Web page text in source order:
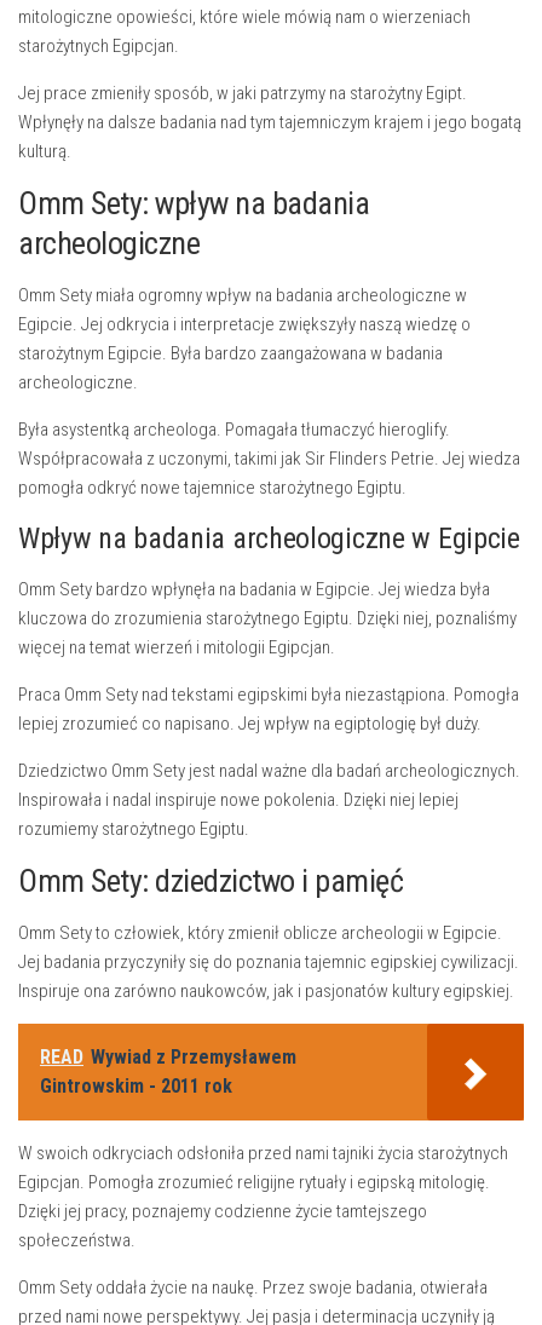
mitologiczne opowieści, które wiele mówią nam o wierzeniach
starożytnych Egipcjan.
Jej prace zmieniły sposób, w jaki patrzymy na starożytny Egipt.
Wpłynęły na dalsze badania nad tym tajemniczym krajem i jego bogatą
kulturą.
Omm Sety: wpływ na badania
archeologiczne
Omm Sety miała ogromnywpływ na badania archeologiczne w
Egipcie. Jej odkrycia i interpretacje zwiększyły naszą wiedzę o
starożytnym Egipcie. Była bardzo zaangażowana w badania
archeologiczne.
Była asystentką archeologa. Pomagała tłumaczyć hieroglify.
Współpracowała z uczonymi, takimi jak Sir Flinders Petrie. Jej wiedza
pomogła odkryć nowe tajemnice starożytnego Egiptu.
Wpływ na badania archeologiczne w Egipcie
Omm Sety bardzo wpłynęła na badania w Egipcie. Jej wiedza była
kluczowa do zrozumienia starożytnego Egiptu. Dzięki niej, poznaliśmy
więcej na temat wierzeń i mitologii Egipcjan.
Praca Omm Sety nad tekstami egipskimi była niezastąpiona. Pomogła
lepiej zrozumieć co napisano. Jej wpływ na egiptologię był duży.
Dziedzictwo Omm Sety jest nadal ważne dla badań archeologicznych.
Inspirowała i nadal inspiruje nowe pokolenia. Dzięki niej lepiej
rozumiemy starożytnego Egiptu.
Omm Sety: dziedzictwo i pamięć
Omm Sety to człowiek, który zmienił oblicze archeologii w Egipcie.
Jej badania przyczyniły się do poznania tajemnic egipskiej cywilizacji.
Inspiruje ona zarówno naukowców, jak i pasjonatów kultury egipskiej.
READ Wywiad z Przemysławem
Gintrowskim - 2011 rok
W swoich odkryciach odsłoniła przed nami tajniki życia starożytnych
Egipcjan. Pomogła zrozumieć religijne rytuały i egipską mitologię.
Dzięki jej pracy, poznajemy codzienne życie tamtejszego
społeczeństwa.
Omm Sety oddała życie na naukę. Przez swoje badania, otwierała
przed nami nowe perspektywy. Jej pasja i determinacja uczyniły ją